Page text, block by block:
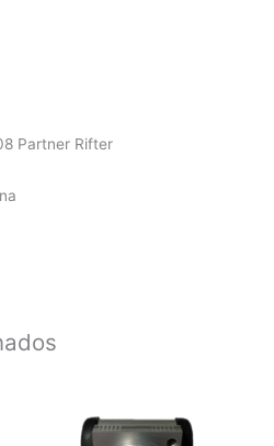
Partner Rifter